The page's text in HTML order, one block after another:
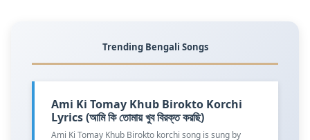
Trending Bengali Songs
Ami Ki Tomay Khub Birokto Korchi
Lyrics (আমি কি তোমায় খুব বিরক্ত করছি)
Ami Ki Tomay Khub Birokto korchi song is sung by